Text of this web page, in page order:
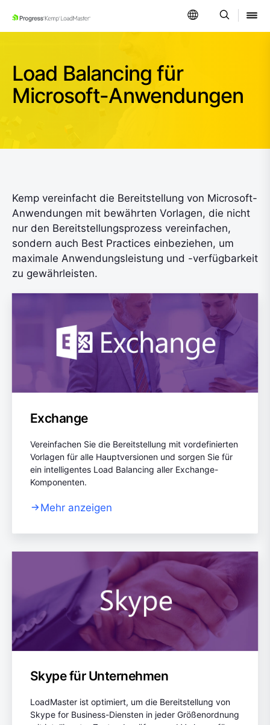
SKIP NAVIGATION
Load Balancing für
Microsoft-Anwendungen
Kemp vereinfacht die Bereitstellung von Microsoft-
Anwendungen mit bewährten Vorlagen, die nicht
nur den Bereitstellungsprozess vereinfachen,
sondern auch Best Practices einbeziehen, um
maximale Anwendungsleistung und -verfügbarkeit
zu gewährleisten.
Exchange
Vereinfachen Sie die Bereitstellung mit vordefinierten
Vorlagen für alle Hauptversionen und sorgen Sie für
ein intelligentes Load Balancing aller Exchange-
Komponenten.
Mehr anzeigen
Skype für Unternehmen
LoadMaster ist optimiert, um die Bereitstellung von
Skype for Business-Diensten in jeder Größenordnung